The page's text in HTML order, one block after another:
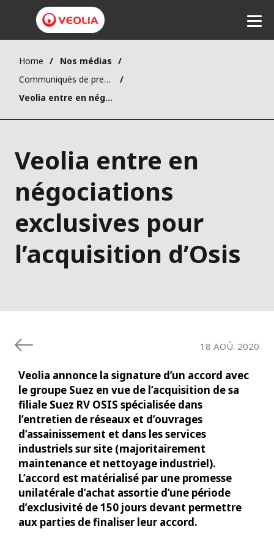
Home
Nos médias
Communiqués de presse
Veolia entre en négociations exclusives pour l’acquisition d’Osis
Veolia entre en
négociations
exclusives pour
l’acquisition d’Osis
18 AOÛ. 2020
Veolia annonce la signature d’un accord avec
le groupe Suez en vue de l’acquisition de sa
filiale Suez RV OSIS spécialisée dans
l’entretien de réseaux et d’ouvrages
d’assainissement et dans les services
industriels sur site (majoritairement
maintenance et nettoyage industriel).
L’accord est matérialisé par une promesse
unilatérale d’achat assortie d’une période
d’exclusivité de 150 jours devant permettre
aux parties de finaliser leur accord.